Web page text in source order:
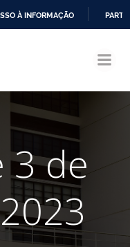
À INFORMAÇÃO
3 de